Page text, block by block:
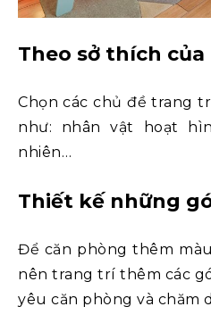
Theo sở thích của
Chọn các chủ đề trang
như: nhân vật hoạt
nhiên…
Thiết kế những
Để căn phòng thêm
nên trang trí thêm các
yêu căn phòng và chăm